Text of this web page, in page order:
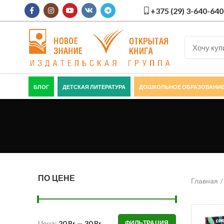
+375 (29) 3-640-640
БЛОГ ДЕТСКАЯ ЛИТЕРАТУРА ДОШКОЛЬНОЕ ОБРАЗОВАНИЕ
ПО ЦЕНЕ Главная